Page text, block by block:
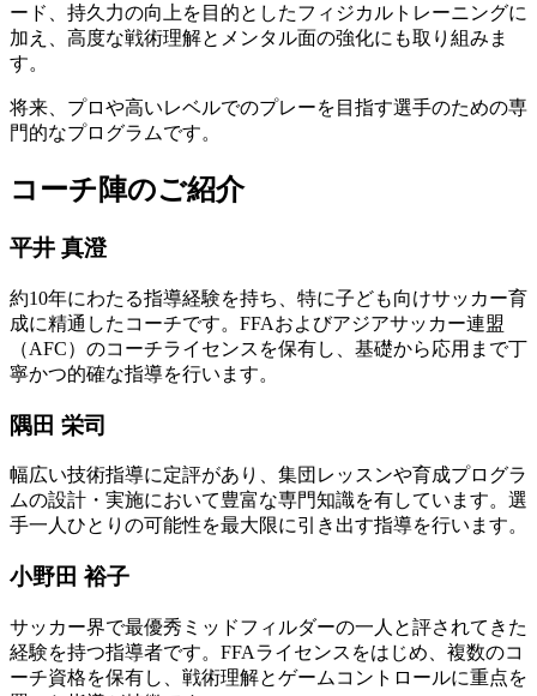
ード、持久力の向上を目的としたフィジカルトレーニングに
加え、高度な戦術理解とメンタル面の強化にも取り組みま
す。
将来、プロや高いレベルでのプレーを目指す選手のための専
門的なプログラムです。
コーチ陣のご紹介
平井 真澄
約10年にわたる指導経験を持ち、特に子ども向けサッカー育
成に精通したコーチです。FFAおよびアジアサッカー連盟
（AFC）のコーチライセンスを保有し、基礎から応用まで丁
寧かつ的確な指導を行います。
隅田 栄司
幅広い技術指導に定評があり、集団レッスンや育成プログラ
ムの設計・実施において豊富な専門知識を有しています。選
手一人ひとりの可能性を最大限に引き出す指導を行います。
小野田 裕子
サッカー界で最優秀ミッドフィルダーの一人と評されてきた
経験を持つ指導者です。FFAライセンスをはじめ、複数のコ
ーチ資格を保有し、戦術理解とゲームコントロールに重点を